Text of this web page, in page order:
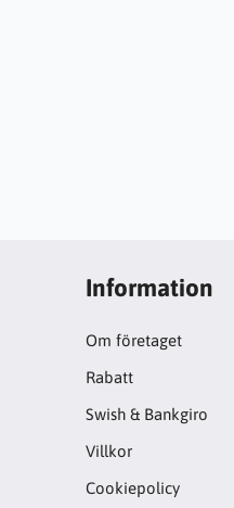
Information
Om företaget
Rabatt
Swish & Bankgiro
Villkor
Cookiepolicy